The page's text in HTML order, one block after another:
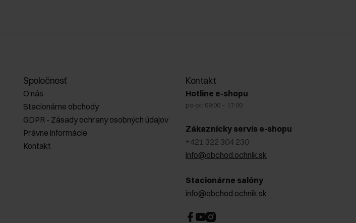
Spoločnosť
O nás
Stacionárne obchody
GDPR - Zásady ochrany osobných údajov
Právne informácie
Kontakt
Kontakt
Hotline e-shopu
po-pi: 09:00 – 17:00
Zákaznícky servis e-shopu
+421 322 304 230
info@obchod.ochnik.sk
Stacionárne salóny
info@obchod.ochnik.sk